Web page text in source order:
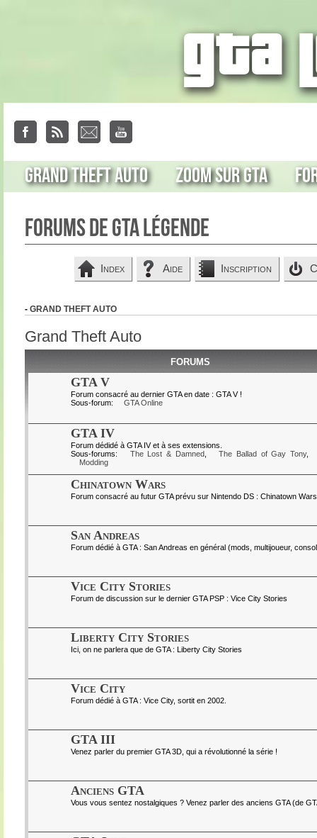
Grand Theft Auto Zoom sur GTA
Forums de GTA Légende
Index Aide Inscription
- GRAND THEFT AUTO
Grand Theft Auto
FORUMS
GTA V
Forum consacré au dernier GTA en date : GTA V !
Sous-forum:
GTA Online
GTA IV
Forum dédidé à GTA IV et à ses extensions.
Sous-forums:
The Lost & Damned, The Ballad of Gay Tony,
Modding
Chinatown Wars
Forum consacré au futur GTA prévu sur Nintendo DS : Chinatown Wars
San Andreas
Forum dédié à GTA : San Andreas en général (mods, multijoueur,
Vice City Stories
Forum de discussion sur le dernier GTA PSP : Vice City Stories
Liberty City Stories
Ici, on ne parlera que de GTA : Liberty City Stories
Vice City
Forum dédié à GTA : Vice City, sortit en 2002.
GTA III
Venez parler du premier GTA 3D, qui a révolutionné la série !
Anciens GTA
Vous vous sentez nostalgiques ? Venez parler des anciens GTA (de